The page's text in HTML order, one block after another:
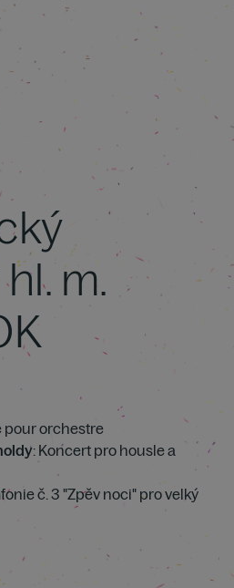
m.
pour orchestre
: Koncert pro housle a
č. 3 "Zpěv noci" pro velký